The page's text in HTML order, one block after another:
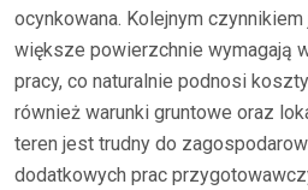
ocynkowana. Kolejnym
większe powierzchnie wymagają
pracy, co naturalnie podnosi
również warunki gruntowe oraz
teren jest trudny do
dodatkowych prac